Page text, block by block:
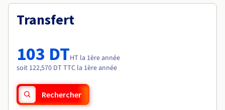
Transfert
103 DTHT la 1ère année
soit 122,570 DT TTC la 1ère année
Rechercher